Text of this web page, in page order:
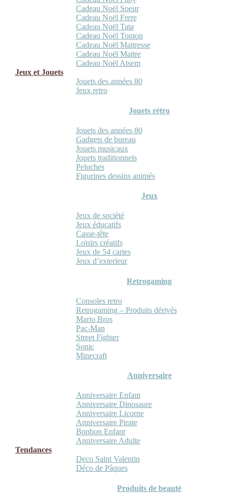
Cadeau Noël Soeur
Cadeau Noël Frere
Cadeau Noël Tata
Cadeau Noël Tonton
Cadeau Noël Maitresse
Cadeau Noël Maitre
Cadeau Noël Atsem
Jeux et Jouets
Jouets des années 80
Jeux retro
Jouets rétro
Jouets des années 80
Gadgets de bureau
Jouets musicaux
Jouets traditionnels
Peluches
Figurines dessins animés
Jeux
Jeux de société
Jeux éducatifs
Casse-tête
Loisirs créatifs
Jeux de 54 cartes
Jeux d’exterieur
Retrogaming
Consoles retro
Retrogaming – Produits dérivés
Mario Bros
Pac-Man
Street Fighter
Sonic
Minecraft
Anniversaire
Anniversaire Enfant
Anniversaire Dinosaure
Anniversaire Licorne
Anniversaire Pirate
Bonbon Enfant
Anniversaire Adulte
Tendances
Deco Saint Valentin
Déco de Pâques
Produits de beauté